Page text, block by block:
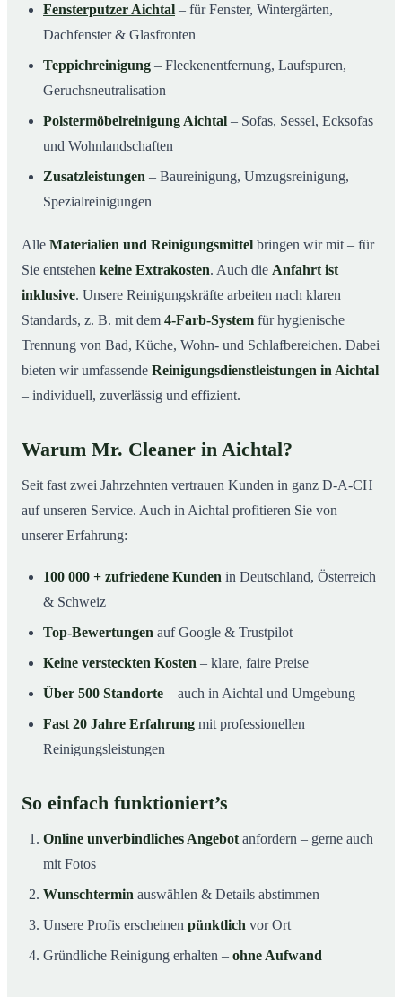
Fensterputzer Aichtal – für Fenster, Wintergärten,
Dachfenster & Glasfronten
Teppichreinigung – Fleckenentfernung, Laufspuren,
Geruchsneutralisation
Polstermöbelreinigung Aichtal – Sofas, Sessel, Ecksofas
und Wohnlandschaften
Zusatzleistungen – Baureinigung, Umzugsreinigung,
Spezialreinigungen
Alle Materialien und Reinigungsmittel bringen wir mit – für
Sie entstehen keine Extrakosten. Auch die Anfahrt ist
inklusive. Unsere Reinigungskräfte arbeiten nach klaren
Standards, z. B. mit dem 4-Farb-System für hygienische
Trennung von Bad, Küche, Wohn- und Schlafbereichen. Dabei
bieten wir umfassende Reinigungsdienstleistungen in Aichtal
– individuell, zuverlässig und effizient.
Warum Mr. Cleaner in Aichtal?
Seit fast zwei Jahrzehnten vertrauen Kunden in ganz D-A-CH
auf unseren Service. Auch in Aichtal profitieren Sie von
unserer Erfahrung:
100 000 + zufriedene Kunden in Deutschland, Österreich
& Schweiz
Top-Bewertungen auf Google & Trustpilot
Keine versteckten Kosten – klare, faire Preise
Über 500 Standorte – auch in Aichtal und Umgebung
Fast 20 Jahre Erfahrung mit professionellen
Reinigungsleistungen
So einfach funktioniert’s
Online unverbindliches Angebot anfordern – gerne auch
mit Fotos
Wunschtermin auswählen & Details abstimmen
Unsere Profis erscheinen pünktlich vor Ort
Gründliche Reinigung erhalten – ohne Aufwand